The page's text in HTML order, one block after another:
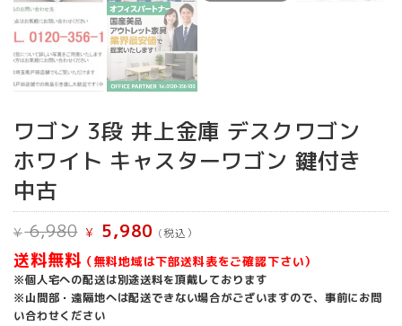
ワゴン 3段 井上金庫 デスクワゴン
ホワイト キャスターワゴン 鍵付き
中古
¥6,980 元
の
価
格
は
¥ 6,980
で
し
¥ 5,980 現
在
の
価
格
は
¥ 5,980
(税込）
送料無料 （無料地域は下部送料表をご確認下さい）
※個人宅への配送は別途送料を頂戴しております
※山間部・遠隔地へは配送できない場合がございますので、事前にお問
い合わせください